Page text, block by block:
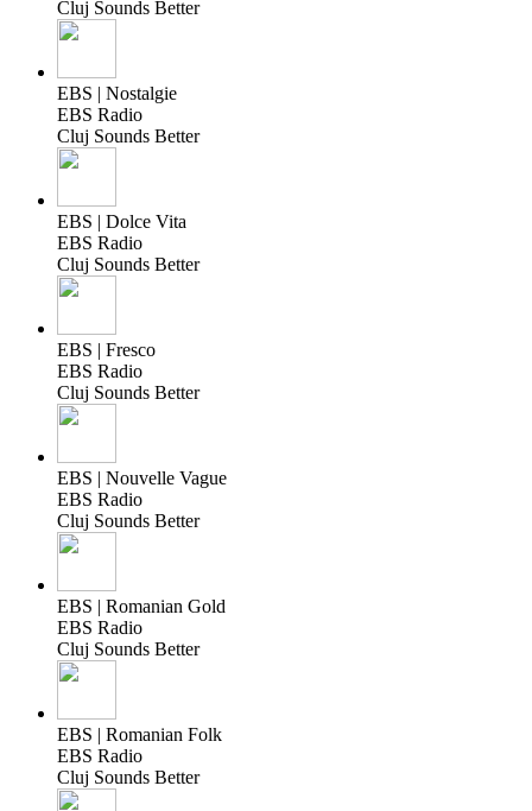
Cluj Sounds Better
EBS | Nostalgie
EBS Radio
Cluj Sounds Better
EBS | Dolce Vita
EBS Radio
Cluj Sounds Better
EBS | Fresco
EBS Radio
Cluj Sounds Better
EBS | Nouvelle Vague
EBS Radio
Cluj Sounds Better
EBS | Romanian Gold
EBS Radio
Cluj Sounds Better
EBS | Romanian Folk
EBS Radio
Cluj Sounds Better